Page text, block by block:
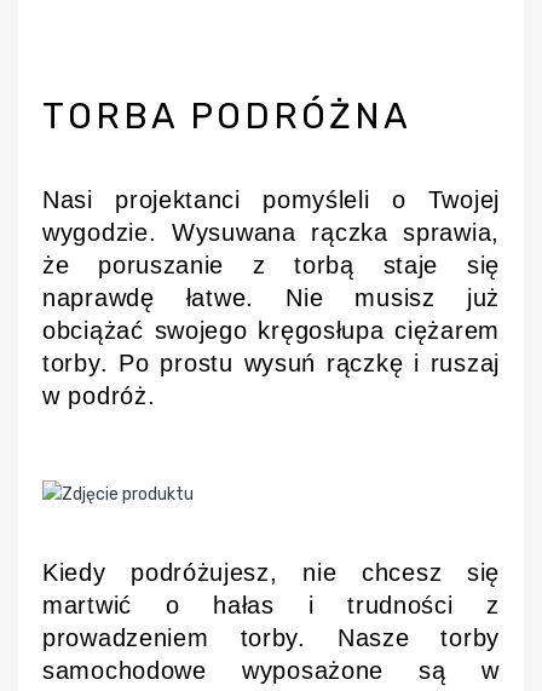
TORBA PODRÓŻNA
Nasi projektanci pomyśleli o Twojej
wygodzie. Wysuwana rączka sprawia,
że poruszanie z torbą staje się
naprawdę łatwe. Nie musisz już
obciążać swojego kręgosłupa ciężarem
torby. Po prostu wysuń rączkę i ruszaj
w podróż.
Kiedy podróżujesz, nie chcesz się
martwić o hałas i trudności z
prowadzeniem torby. Nasze torby
samochodowe wyposażone są w